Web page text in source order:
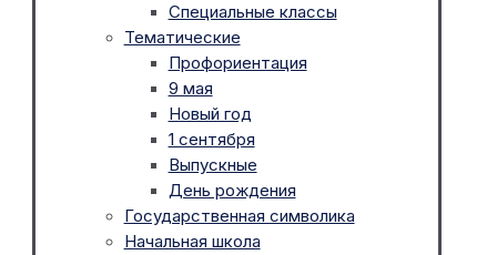
Специальные классы
Тематические
Профориентация
9 мая
Новый год
1 сентября
Выпускные
День рождения
Государственная символика
Начальная школа